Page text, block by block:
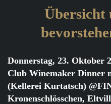
Übersicht
Donnerstag, 23. Oktober
Club Winemaker Dinner
(Kellerei Kurtatsch)
Kronenschlösschen,